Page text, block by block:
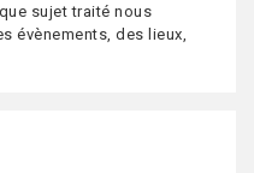
sujet traité nous
évènements, des lieux,